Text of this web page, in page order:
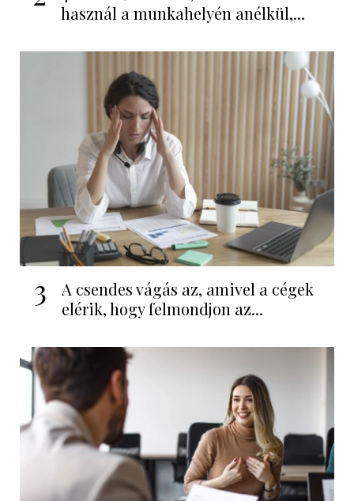
használ a munkahelyén anélkül,...
3
A csendes vágás az, amivel a cégek
elérik, hogy felmondjon az...